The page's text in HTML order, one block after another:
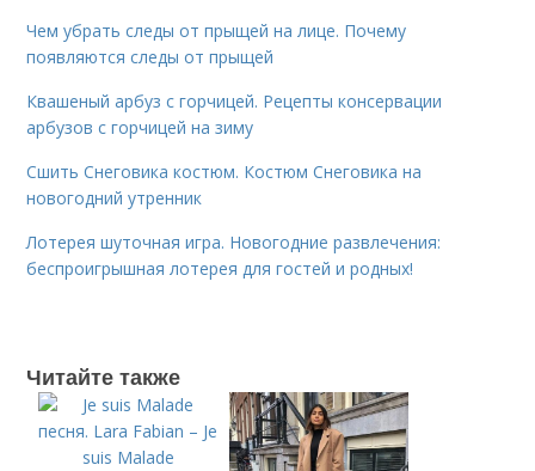
Чем убрать следы от прыщей на лице. Почему
появляются следы от прыщей
Квашеный арбуз с горчицей. Рецепты консервации
арбузов с горчицей на зиму
Сшить Снеговика костюм. Костюм Снеговика на
новогодний утренник
Лотерея шуточная игра. Новогодние развлечения:
беспроигрышная лотерея для гостей и родных!
Читайте также